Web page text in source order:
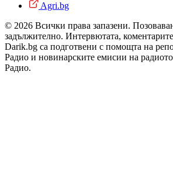
Agri.bg
© 2026 Всички права запазени.
задължително. Интервютата,
Darik.bg са подготвени с помощта на
Радио и новинарските емисии на
Радио.